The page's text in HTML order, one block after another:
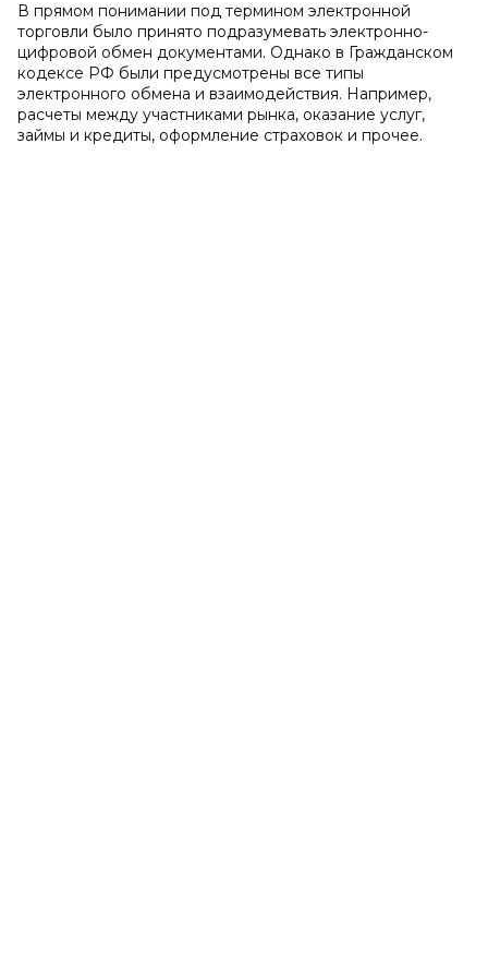
В прямом понимании под термином электронной
торговли было принято подразумевать электронно-
цифровой обмен документами. Однако в Гражданском
кодексе РФ были предусмотрены все типы
электронного обмена и взаимодействия. Например,
расчеты между участниками рынка, оказание услуг,
займы и кредиты, оформление страховок и прочее.